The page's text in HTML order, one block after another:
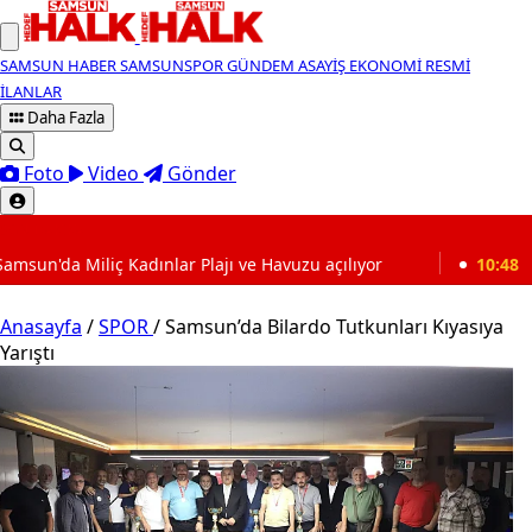
SAMSUN HABERSAMSUNSPORGÜNDEM ASAYİŞ EKONOMİ RESMİ
İLANLAR
Daha Fazla
Foto Video Gönder
ve Havuzu açılıyor 10:48 Samsun’da 146 yıldır
Anasayfa /SPOR/Samsun’da Bilardo Tutkunları Kıyasıya
Yarıştı